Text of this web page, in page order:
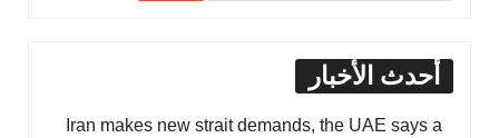
أحدث الأخبار
Iran makes new strait demands, the UAE says a